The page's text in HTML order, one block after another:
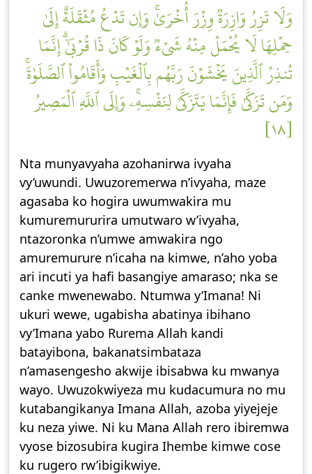
وَلَا تَزِرُ وَازِرَةٞ وِزۡرَ أُخۡرَىٰۚ وَإِن تَدۡعُ مُثۡقَلَةٌ إِلَىٰ
حِمۡلِهَا لَا يُحۡمَلۡ مِنۡهُ شَيۡءٞ وَلَوۡ كَانَ ذَا قُرۡبَىٰٓۗ إِنَّمَا
تُنذِرُ ٱلَّذِينَ يَخۡشَوۡنَ رَبَّهُم بِٱلۡغَيۡبِ وَأَقَامُواْ ٱلصَّلَوٰةَۚ
وَمَن تَزَكَّىٰ فَإِنَّمَا يَتَزَكَّىٰ لِنَفۡسِهِۦۚ وَإِلَى ٱللَّهِ ٱلۡمَصِيرُ
[١٨]
Nta munyavyaha azohanirwa ivyaha
vy’uwundi. Uwuzoremerwa n’ivyaha, maze
agasaba ko hogira uwumwakira mu
kumuremururira umutwaro w’ivyaha,
ntazoronka n’umwe amwakira ngo
amuremurure n’icaha na kimwe, n’aho yoba
ari incuti ya hafi basangiye amaraso; nka se
canke mwenewabo. Ntumwa y’Imana! Ni
ukuri wewe, ugabisha abatinya ibihano
vy’Imana yabo Rurema Allah kandi
batayibona, bakanatsimbataza
n’amasengesho akwije ibisabwa ku mwanya
wayo. Uwuzokwiyeza mu kudacumura no mu
kutabangikanya Imana Allah, azoba yiyejeje
ku neza yiwe. Ni ku Mana Allah rero ibiremwa
vyose bizosubira kugira Ihembe kimwe cose
ku rugero rw’ibigikwiye.